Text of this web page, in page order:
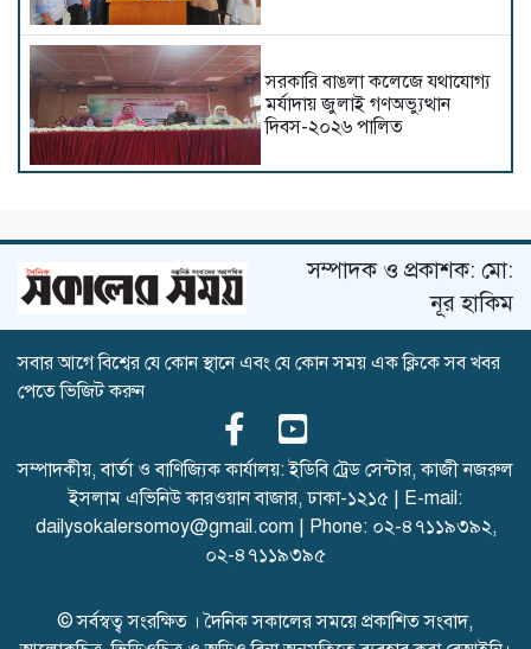
সরকারি বাঙলা কলেজে যথাযোগ্য
মর্যাদায় জুলাই গণঅভ্যুত্থান
দিবস-২০২৬ পালিত
প্রত্যাহার; যা বলছেন সংশ্লিষ্ট
গবেষকরা
জুলাই শহীদদের স্মরণে পবিপ্রবিতে
ইসলামী ছাত্র আন্দোলন কুবি
শাখার সভাপতি ইফতি সাধারণ
সম্পাদক শাওন
জুলাই আন্দোলনে শহীদ
সম্পাদক ও প্রকাশক: মো:
নূর হাকিম
সবার আগে বিশ্বের যে কোন স্থানে এবং যে কোন সময় এক ক্লিকে সব খবর
পেতে ভিজিট করুন
সম্পাদকীয়, বার্তা ও বাণিজ্যিক কার্যালয়: ইডিবি ট্রেড সেন্টার, কাজী নজরুল
ইসলাম এভিনিউ কারওয়ান বাজার, ঢাকা-১২১৫ | E-mail:
dailysokalersomoy@gmail.com | Phone: ০২-৪৭১১৯৩৯২,
০২-৪৭১১৯৩৯৫
© সর্বস্বত্ব সংরক্ষিত । দৈনিক সকালের সময়ে প্রকাশিত সংবাদ,